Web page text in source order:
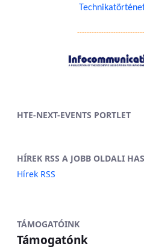
HTE-NEXT-EVENTS PORTLET
HÍREK RSS A JOBB OLDALI
Hírek RSS
TÁMOGATÓINK
Támogatónk